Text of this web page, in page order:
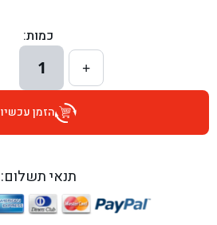
בן גל - הרצל 6, גדרה - גדרה
בן גל - שדרות דוד בן גוריון 8, באר שבע - באר שבע
בן גל - היובלים 26, הוד השרון - הוד השרון
כמות:
+
1
הזמן עכשיו
תנאי תשלום: